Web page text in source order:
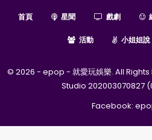
首頁 星聞 戲劇
活動 小姐姐說
© 2026 - epop - 就愛玩娛樂. All
Studio 202003070827
Facebook: